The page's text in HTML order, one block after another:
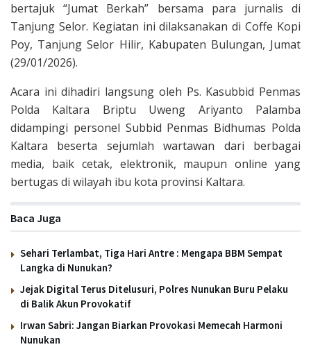
bertajuk “Jumat Berkah” bersama para jurnalis di
Tanjung Selor. Kegiatan ini dilaksanakan di Coffe Kopi
Poy, Tanjung Selor Hilir, Kabupaten Bulungan, Jumat
(29/01/2026).
Acara ini dihadiri langsung oleh Ps. Kasubbid Penmas
Polda Kaltara Briptu Uweng Ariyanto Palamba
didampingi personel Subbid Penmas Bidhumas Polda
Kaltara beserta sejumlah wartawan dari berbagai
media, baik cetak, elektronik, maupun online yang
bertugas di wilayah ibu kota provinsi Kaltara.
Baca Juga
Sehari Terlambat, Tiga Hari Antre : Mengapa BBM Sempat
Langka di Nunukan?
Jejak Digital Terus Ditelusuri, Polres Nunukan Buru Pelaku
di Balik Akun Provokatif
Irwan Sabri: Jangan Biarkan Provokasi Memecah Harmoni
Nunukan